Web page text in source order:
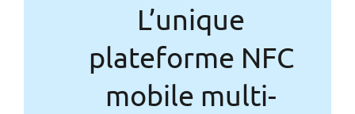
Avantages du NFC
Leader du NFC mobile
L’unique
plateforme NFC
mobile multi-